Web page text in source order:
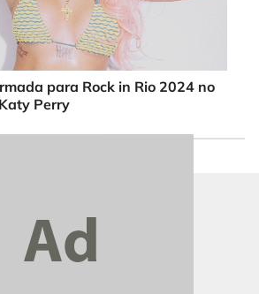
para Rock in Rio 2024 no
Perry